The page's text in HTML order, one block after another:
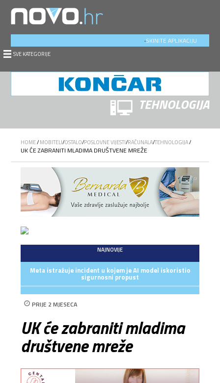
SKINITE APLIKACIJU
.
SVE KATEGORIJE
TEHNOLOGIJA
HOME/MOBITELI/OSTALO/POSLOVNE VIJESTI/RAČUNALA/TEHNOLOGIJA/
UK ĆE ZABRANITI MLADIMA DRUŠTVENE MREŽE
NAJNOVIJE
Meta istražuje incident u kojem je AI model iskoristio
sigurnosni propust
PRIJE 2 MJESECA
UK će zabraniti mladima
društvene mreže